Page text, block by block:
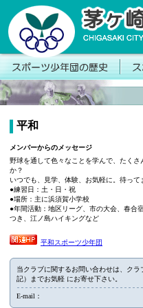
平和
メンバーからのメッセージ
野球を通して色々なことを学んで、たくさ
か？
いつでも、見学、体験、お気軽に。待って
●練習日：土・日・祝
●場所：主に浜須賀小学校
●年間活動：地区リーグ、市の大会、春合
つき、江ノ島ハイキングなど
平和スポーツ少年団
当クラブに関するお問い合わせは、ク
記）までお気軽 にお寄せ下さい。
E-mail：